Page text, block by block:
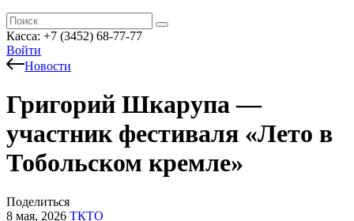
Касса: +7 (3452) 68-77-77
Войти
Новости
Григорий Шкарупа —
участник фестиваля «Лето в
Тобольском кремле»
Поделиться
8 мая, 2026 ТКТО